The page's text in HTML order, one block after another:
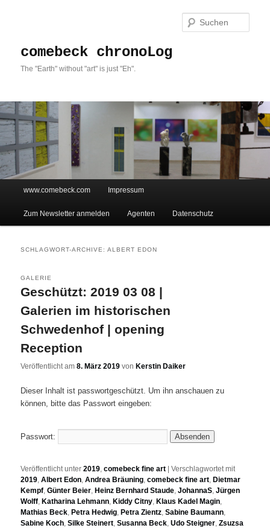
comebeck chronoLog
The "Earth" without "art" is just "Eh".
Zum Inhalt wechseln
Zum sekundären Inhalt wechseln
www.comebeck.com Impressum
Zum Newsletter anmelden Agenten Datenschutz
SCHLAGWORT-ARCHIVE:ALBERT EDON
Geschützt: 2019 03 08 |
Galerien im historischen
Schwedenhof | opening
Reception
GALERIE
Veröffentlicht am8. März 2019 von Kerstin Daiker
Dieser Inhalt ist passwortgeschützt. Um ihn anschauen zu
können, bitte das Passwort eingeben:
Passwort:
Veröffentlicht unter 2019 ,comebeck fine art |Verschlagwortet mit
2019 ,Albert Edon ,Andrea Bräuning ,comebeck fine art ,Dietmar
Kempf ,Günter Beier ,Heinz Bernhard Staude ,JohannaS ,Jürgen
Wolff ,Katharina Lehmann ,Kiddy Citny ,Klaus Kadel Magin
Mathias Beck ,Petra Hedwig ,Petra Zientz ,Sabine Baumann
Sabine Koch ,Silke Steinert ,Susanna Beck ,Udo Steigner ,Zsuzsa